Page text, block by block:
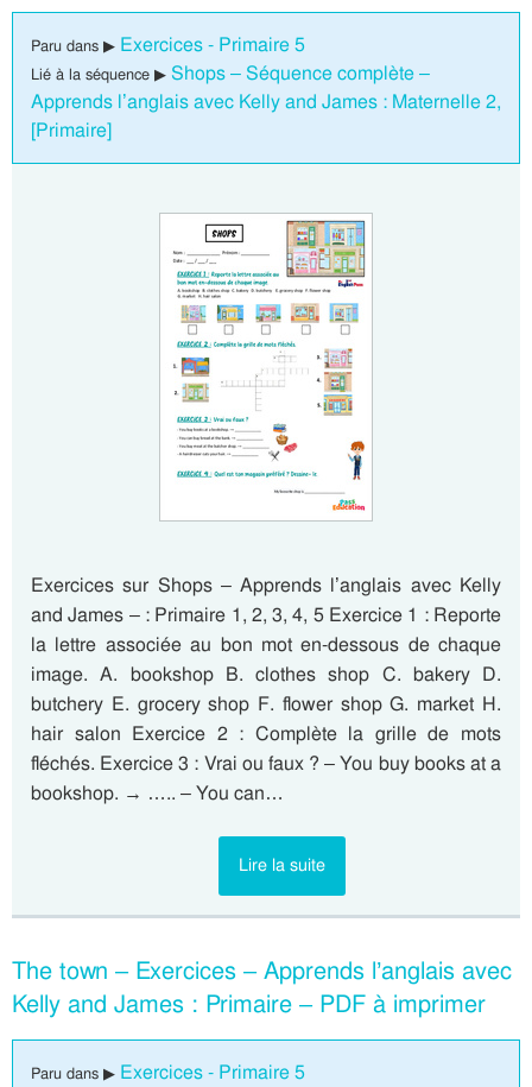
Paru dans ▶ Exercices - Primaire 5
Lié à la séquence ▶ Shops – Séquence complète –
Apprends l’anglais avec Kelly and James : Maternelle 2,
[Primaire]
Exercices sur Shops – Apprends l’anglais avec Kelly
and James – : Primaire 1, 2, 3, 4, 5 Exercice 1 : Reporte
la lettre associée au bon mot en-dessous de chaque
image. A. bookshop B. clothes shop C. bakery D.
butchery E. grocery shop F. flower shop G. market H.
hair salon Exercice 2 : Complète la grille de mots
fléchés. Exercice 3 : Vrai ou faux ? – You buy books at a
bookshop. → ….. – You can…
Lire la suite
The town – Exercices – Apprends l’anglais avec
Kelly and James : Primaire – PDF à imprimer
Paru dans ▶ Exercices - Primaire 5